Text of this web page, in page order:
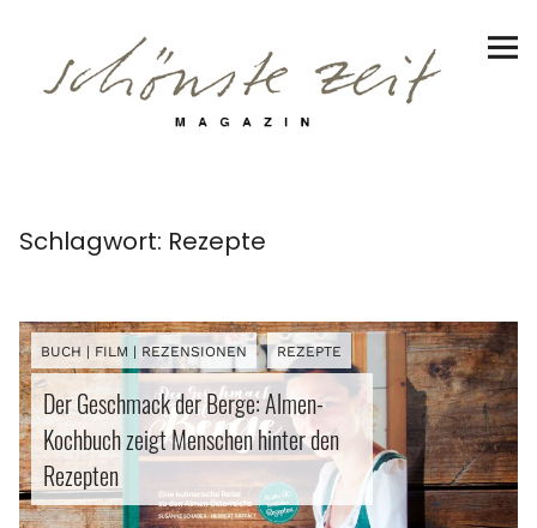
Reiseziele
Genuss
Erlebnisse
FacebookInstagram BlueskyThreads
Schlagwort: Rezepte
BUCH | FILM | REZENSIONEN REZEPTE
Der Geschmack der Berge: Almen-
Kochbuch zeigt Menschen hinter den
Rezepten